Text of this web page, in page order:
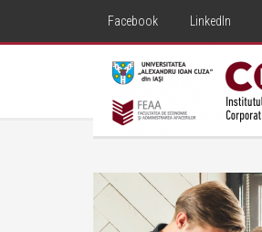
Facebook LinkedIn